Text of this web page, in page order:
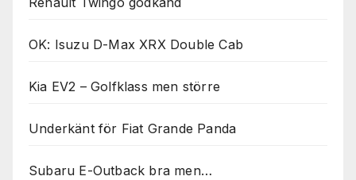
OK: Isuzu D-Max XRX Double Cab
Kia EV2 – Golfklass men större
Underkänt för Fiat Grande Panda
Subaru E-Outback bra men…